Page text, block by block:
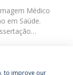
Médico
em Saúde.
to improve our